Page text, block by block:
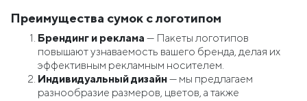
Преимущества сумок с логотипом
Брендинг и реклама — Пакеты логотипов
повышают узнаваемость вашего бренда, делая их
эффективным рекламным носителем.
Индивидуальный дизайн— мы предлагаем
разнообразие размеров, цветов, а также